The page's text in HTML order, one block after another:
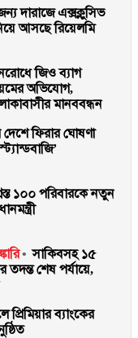
জন্য দারাজে এক্সক্লুসিভ
আসছে রিয়েলমি
জিও ব্যাগ
অভিযোগ,
মানববন্ধন
দেশে ফিরার ঘোষণা
১০০ পরিবারকে নতুন
সাকিবসহ ১৫
তদন্ত শেষ পর্যায়ে,
প্রিমিয়ার ব্যাংকের